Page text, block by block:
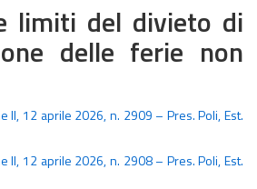
limiti del divieto di
delle ferie non
II, 12 aprile 2026, n. 2909 – Pres. Poli, Est.
II, 12 aprile 2026, n. 2908 – Pres. Poli, Est.